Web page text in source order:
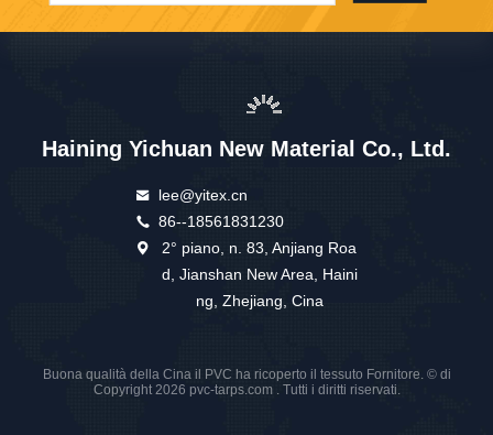
Haining Yichuan New Material Co., Ltd.
lee@yitex.cn
86--18561831230
2° piano, n. 83, Anjiang Roa
d, Jianshan New Area, Haini
ng, Zhejiang, Cina
Buona qualità della Cina il PVC ha ricoperto il tessuto Fornitore. © di
Copyright 2026 pvc-tarps.com . Tutti i diritti riservati.